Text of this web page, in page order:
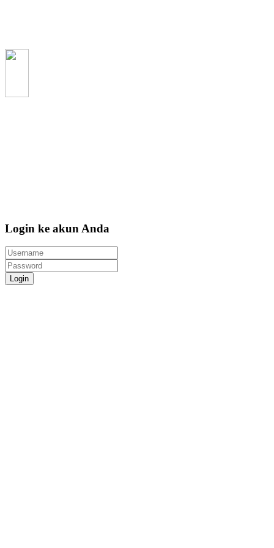
Login ke akun Anda